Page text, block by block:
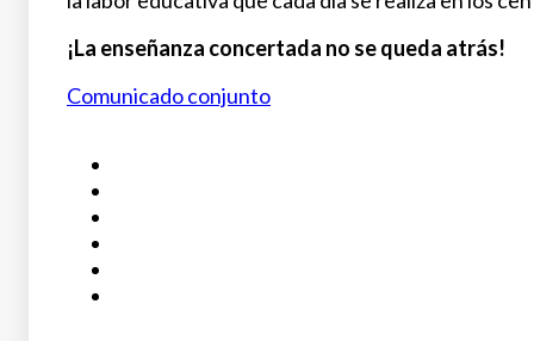
¡La enseñanza concertada no se queda atrás!
Comunicado conjunto